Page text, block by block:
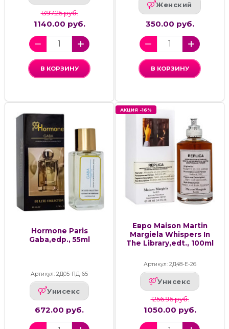
1397.25 руб.
1140.00 руб.
В КОРЗИНУ
Женский
350.00 руб.
В КОРЗИНУ
Hormone Paris
Gaba,edp., 55ml
Артикул: 2Д05-ПД-65
Унисекс
672.00 руб.
АКЦИЯ -16%
Евро Maison Martin
Margiela Whispers In
The Library,edt., 100ml
Артикул: 2Д48-Е-26
Унисекс
1256.95 руб.
1050.00 руб.